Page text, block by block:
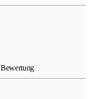
Bewertung